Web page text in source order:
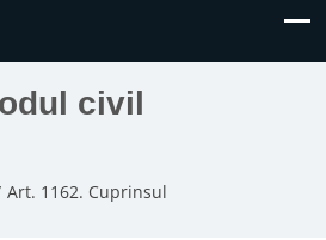
civil
Art. 1162. Cuprinsul